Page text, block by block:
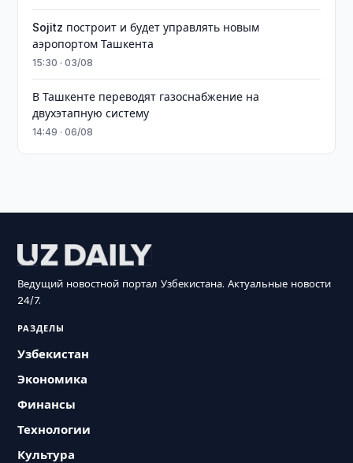
Sojitz построит и будет управлять новым
аэропортом Ташкента
15:30 · 03/08
В Ташкенте переводят газоснабжение на
двухэтапную систему
14:49 · 06/08
Ведущий новостной портал Узбекистана. Актуальные новости
24/7.
РАЗДЕЛЫ
Узбекистан
Экономика
Финансы
Технологии
Культура